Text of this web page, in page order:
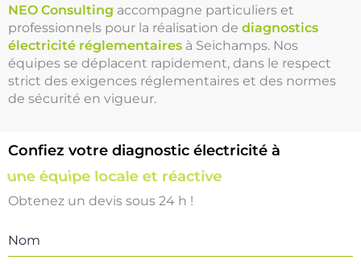
NEO Consulting accompagne particuliers et
professionnels pour la réalisation de diagnostics
électricité réglementaires à Seichamps. Nos
équipes se déplacent rapidement, dans le respect
strict des exigences réglementaires et des normes
de sécurité en vigueur.
Confiez votre diagnostic électricité à
une équipe locale et réactive
Obtenez un devis sous 24 h !
Nom